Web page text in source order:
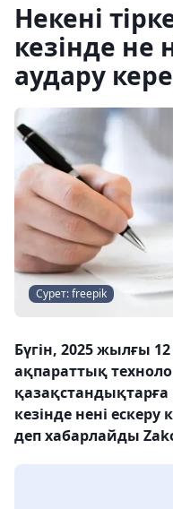
Некені
кезінде не
аудару
Сурет: freepik
Бүгін, 2025 жылғы
ақпараттық
қазақстандықтарға
кезінде нені ескеру
деп хабарлайды